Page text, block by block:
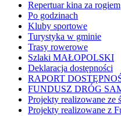
Repertuar kina za rogiem
Po godzinach
Kluby sportowe
Turystyka w gminie
Trasy rowerowe
Szlaki MAŁOPOLSKI
Deklaracja dostępności
RAPORT
FUNDUSZ DRÓG
Projekty realizowane ze
Projekty realizowane z